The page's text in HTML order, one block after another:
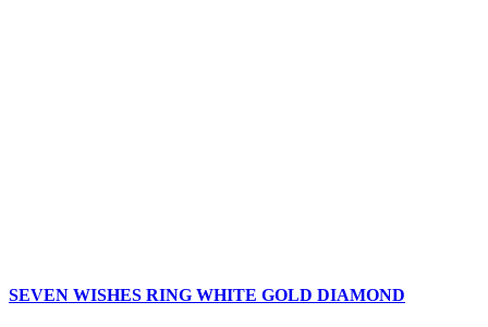
SEVEN WISHES RING WHITE GOLD DIAMOND